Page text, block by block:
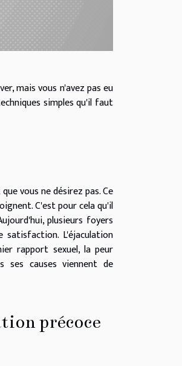
mais vous n'avez pas eu
simples qu'il faut
vous ne désirez pas. Ce
C'est pour cela qu'il
plusieurs foyers
satisfaction. L'éjaculation
rapport sexuel, la peur
ses causes viennent de
précoce